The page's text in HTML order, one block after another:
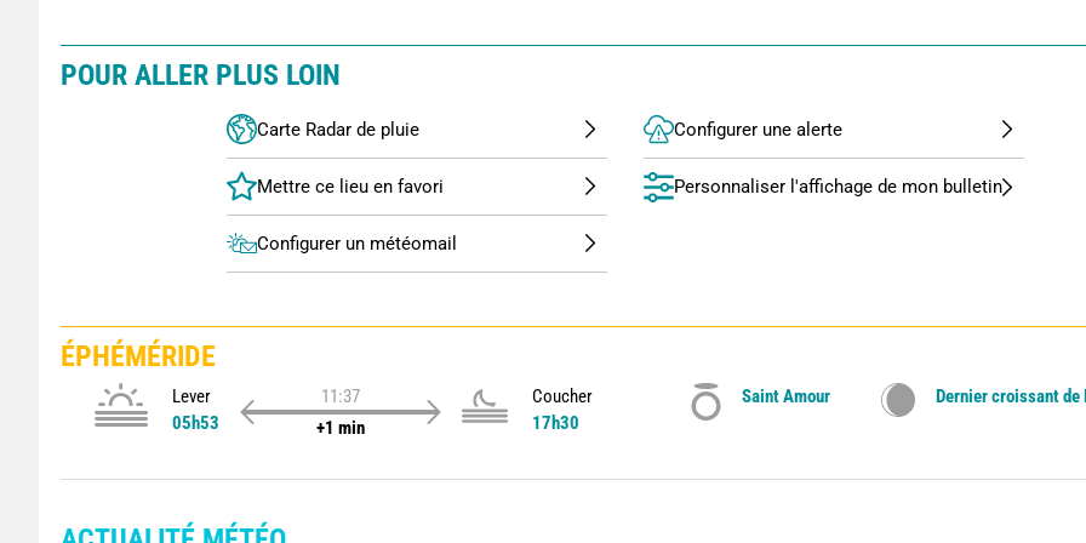
POUR ALLER PLUS LOIN
Carte Radar de pluie
Configurer un météomail
Configurer une alerte
Personnaliser l'affichage de mon bulletin
ÉPHÉMÉRIDE
Lever
05h53
11:37
+1 min
Coucher
17h30
Saint Amour Dernier croissant de